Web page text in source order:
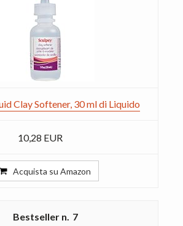
Clay Softener, 30 ml di Liquido
10,28 EUR
Acquista su Amazon
7